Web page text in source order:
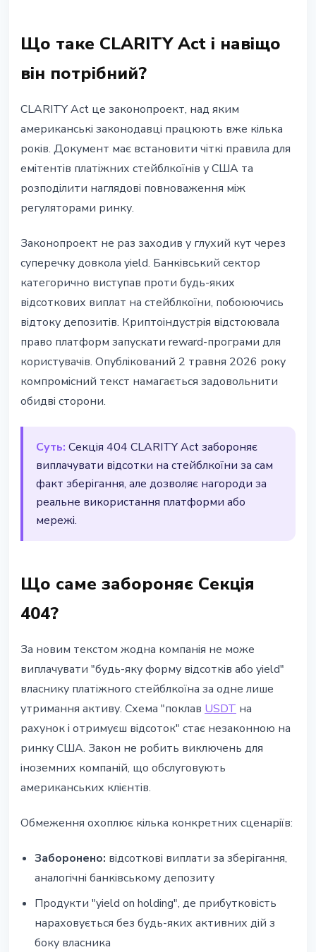
Що таке CLARITY Act і навіщо
він потрібний?
CLARITY Act це законопроект, над яким
американські законодавці працюють вже кілька
років. Документ має встановити чіткі правила для
емітентів платіжних стейблкоїнів у США та
розподілити наглядові повноваження між
регуляторами ринку.
Законопроект не раз заходив у глухий кут через
суперечку довкола yield. Банківський сектор
категорично виступав проти будь-яких
відсоткових виплат на стейблкоїни, побоюючись
відтоку депозитів. Криптоіндустрія відстоювала
право платформ запускати reward-програми для
користувачів. Опублікований 2 травня 2026 року
компромісний текст намагається задовольнити
обидві сторони.
Суть: Секція 404 CLARITY Act забороняє
виплачувати відсотки на стейблкоїни за сам
факт зберігання, але дозволяє нагороди за
реальне використання платформи або
мережі.
Що саме забороняє Секція
404?
За новим текстом жодна компанія не може
виплачувати "будь-яку форму відсотків або yield"
власнику платіжного стейблкоїна за одне лише
утримання активу. Схема "поклав USDT на
рахунок і отримуєш відсоток" стає незаконною на
ринку США. Закон не робить виключень для
іноземних компаній, що обслуговують
американських клієнтів.
Обмеження охоплює кілька конкретних сценаріїв:
Заборонено: відсоткові виплати за зберігання,
аналогічні банківському депозиту
Продукти "yield on holding", де прибутковість
нараховується без будь-яких активних дій з
боку власника